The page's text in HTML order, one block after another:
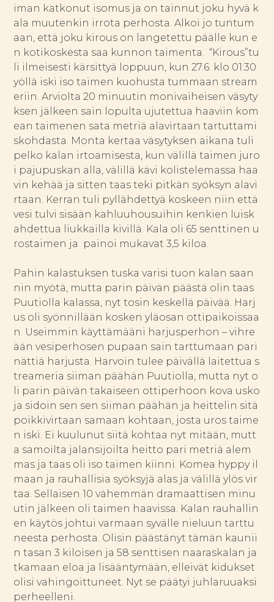
iman katkonut isomus ja on tainnut joku hyvä k
ala muutenkin irrota perhosta. Alkoi jo tuntum
aan, että joku kirous on langetettu päälle kun e
n kotikoskesta saa kunnon taimenta. “Kirous”tu
li ilmeisesti kärsittyä loppuun, kun 27.6. klo 01:30
yöllä iski iso taimen kuohusta tummaan stream
eriin. Arviolta 20 minuutin monivaiheisen väsyty
ksen jälkeen sain lopulta ujutettua haaviin kom
ean taimenen sata metriä alavirtaan tartuttami
skohdasta. Monta kertaa väsytyksen aikana tuli
pelko kalan irtoamisesta, kun välillä taimen juro
i pajupuskan alla, välillä kävi kolistelemassa haa
vin kehää ja sitten taas teki pitkän syöksyn alavi
rtaan. Kerran tuli pyllähdettyä koskeen niin että
vesi tulvi sisään kahluuhousuihin kenkien luisk
ahdettua liukkailla kivillä. Kala oli 65 senttinen u
rostaimen ja painoi mukavat 3,5 kiloa.
Pahin kalastuksen tuska varisi tuon kalan saan
nin myötä, mutta parin päivän päästä olin taas
Puutiolla kalassa, nyt tosin keskellä päivää. Harj
us oli syönnillään kosken yläosan ottipaikoissaa
n. Useimmin käyttämääni harjusperhon – vihre
ään vesiperhosen pupaan sain tarttumaan pari
nättiä harjusta. Harvoin tulee päivällä laitettua s
treameria siiman päähän Puutiolla, mutta nyt o
li parin päivän takaiseen ottiperhoon kova usko
ja sidoin sen sen siiman päähän ja heittelin sitä
poikkivirtaan samaan kohtaan, josta uros taime
n iski. Ei kuulunut siitä kohtaa nyt mitään, mutt
a samoilta jalansijoilta heitto pari metriä alem
mas ja taas oli iso taimen kiinni. Komea hyppy il
maan ja rauhallisia syöksyjä alas ja välillä ylös vir
taa. Sellaisen 10 vähemmän dramaattisen minu
utin jälkeen oli taimen haavissa. Kalan rauhallin
en käytös johtui varmaan syvälle nieluun tarttu
neesta perhosta. Olisin päästänyt tämän kaunii
n tasan 3 kiloisen ja 58 senttisen naaraskalan ja
tkamaan eloa ja lisääntymään, elleivät kidukset
olisi vahingoittuneet. Nyt se päätyi juhlaruuaksi
perheelleni.